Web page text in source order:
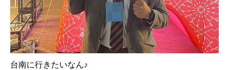
台南に行きたいなん♪